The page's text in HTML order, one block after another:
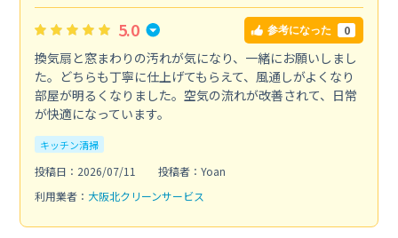
5.0 参考になった 0
換気扇と窓まわりの汚れが気になり、一緒にお願いしまし
た。どちらも丁寧に仕上げてもらえて、風通しがよくなり
部屋が明るくなりました。空気の流れが改善されて、日常
が快適になっています。
キッチン清掃
投稿日：2026/07/11
投稿者：Yoan
利用業者： 大阪北クリーンサービス